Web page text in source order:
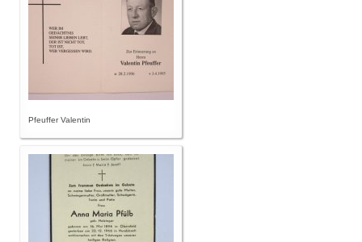
Pfeuffer Valentin